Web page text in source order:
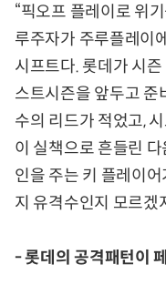
“픽오프 플레이로 위
루주자가 주루플레이
시프트다. 롯데가 시
스트시즌을 앞두고 준
수의 리드가 적었고,
이 실책으로 흔들린
인을 주는 키 플레이
지 유격수인지 모르겠
- 롯데의 공격패턴이